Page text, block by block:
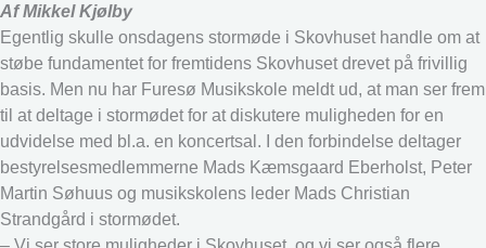
Af Mikkel Kjølby
Egentlig skulle onsdagens stormøde i Skovhuset handle om at
støbe fundamentet for fremtidens Skovhuset drevet på frivillig
basis. Men nu har Furesø Musikskole meldt ud, at man ser frem
til at deltage i stormødet for at diskutere muligheden for en
udvidelse med bl.a. en koncertsal. I den forbindelse deltager
bestyrelsesmedlemmerne Mads Kæmsgaard Eberholst, Peter
Martin Søhuus og musikskolens leder Mads Christian
Strandgård i stormødet.